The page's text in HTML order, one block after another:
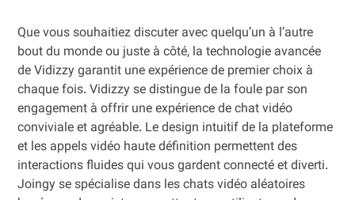
Que vous souhaitiez discuter avec quelqu’un à l’autre
bout du monde ou juste à côté, la technologie avancée
de Vidizzy garantit une expérience de premier choix à
chaque fois. Vidizzy se distingue de la foule par son
engagement à offrir une expérience de chat vidéo
conviviale et agréable. Le design intuitif de la plateforme
et les appels vidéo haute définition permettent des
interactions fluides qui vous gardent connecté et diverti.
Joingy se spécialise dans les chats vidéo aléatoires